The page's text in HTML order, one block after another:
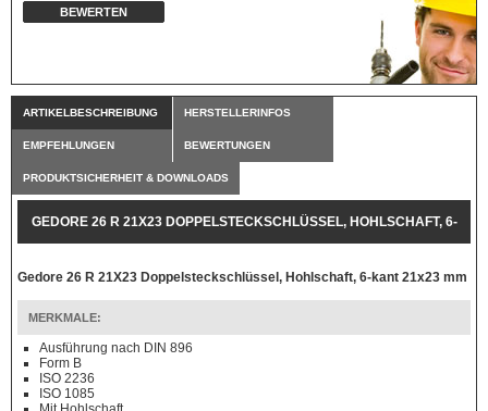
BEWERTEN
ARTIKELBESCHREIBUNG HERSTELLERINFOS
EMPFEHLUNGEN BEWERTUNGEN
PRODUKTSICHERHEIT & DOWNLOADS
GEDORE 26 R 21X23 DOPPELSTECKSCHLÜSSEL, HOHLSCHAFT, 6-
Gedore 26 R 21X23 Doppelsteckschlüssel, Hohlschaft, 6-kant 21x23 mm
MERKMALE:
Ausführung nach DIN 896
Form B
ISO 2236
ISO 1085